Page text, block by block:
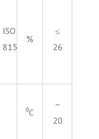
ISO
815
%
≤
26
⁰С
–
20